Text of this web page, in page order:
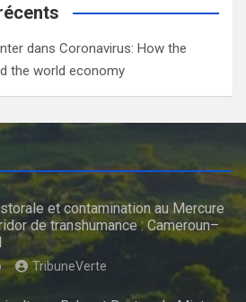
dans Coronavirus: How the
the world economy
et contamination au Mercure
de transhumance : Cameroun–
TribuneVerte